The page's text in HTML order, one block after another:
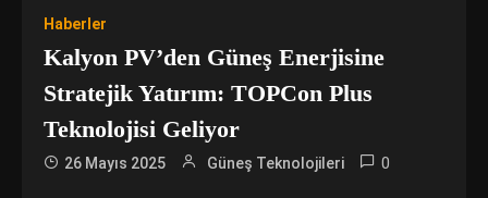
Haberler
Kalyon PV’den Güneş Enerjisine
Stratejik Yatırım: TOPCon Plus
Teknolojisi Geliyor
26 Mayıs 2025 Güneş Teknolojileri 0